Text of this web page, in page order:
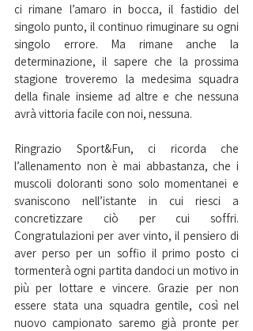
ci rimane l’amaro in bocca, il fastidio del
singolo punto, il continuo rimuginare su ogni
singolo errore. Ma rimane anche la
determinazione, il sapere che la prossima
stagione troveremo la medesima squadra
della finale insieme ad altre e che nessuna
avrà vittoria facile con noi, nessuna.
Ringrazio Sport&Fun, ci ricorda che
l’allenamento non è mai abbastanza, che i
muscoli doloranti sono solo momentanei e
svaniscono nell’istante in cui riesci a
concretizzare ciò per cui soffri.
Congratulazioni per aver vinto, il pensiero di
aver perso per un soffio il primo posto ci
tormenterà ogni partita dandoci un motivo in
più per lottare e vincere. Grazie per non
essere stata una squadra gentile, così nel
nuovo campionato saremo già pronte per